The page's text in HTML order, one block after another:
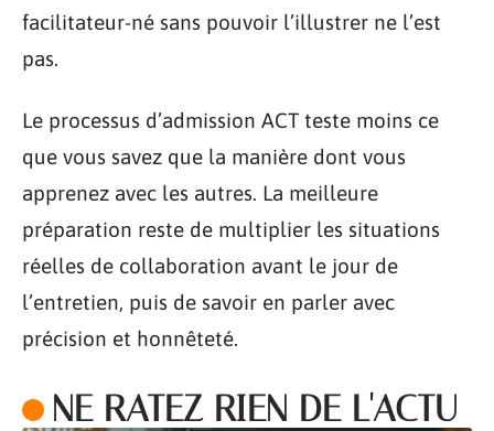
facilitateur-né sans pouvoir l’illustrer ne l’est
pas.
Le processus d’admission ACT teste moins ce
que vous savez que la manière dont vous
apprenez avec les autres. La meilleure
préparation reste de multiplier les situations
réelles de collaboration avant le jour de
l’entretien, puis de savoir en parler avec
précision et honnêteté.
NE RATEZ RIEN DE L'ACTU